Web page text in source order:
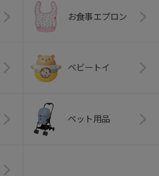
お食事エプロン
ベビートイ
ペット用品